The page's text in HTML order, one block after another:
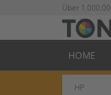
Über
HOME